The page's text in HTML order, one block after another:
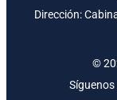
Dirección:
Síguenos
©